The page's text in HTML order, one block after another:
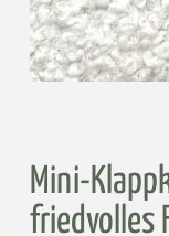
Mini-
friedvolles